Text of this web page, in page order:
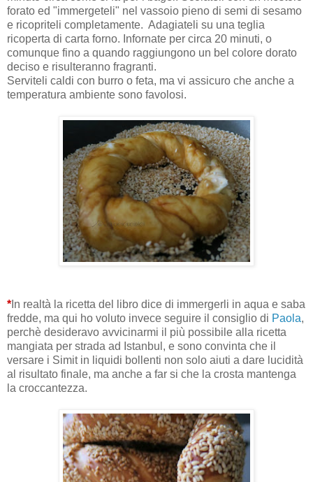
forato ed "immergeteli" nel vassoio pieno di semi di sesamo
e ricopriteli completamente. Adagiateli su una teglia
ricoperta di carta forno. Infornate per circa 20 minuti, o
comunque fino a quando raggiungono un bel colore dorato
deciso e risulteranno fragranti.
Serviteli caldi con burro o feta, ma vi assicuro che anche a
temperatura ambiente sono favolosi.
* In realtà la ricetta del libro dice di immergerli in aqua e saba
fredde, ma qui ho voluto invece seguire il consiglio di Paola,
perchè desideravo avvicinarmi il più possibile alla ricetta
mangiata per strada ad Istanbul, e sono convinta che il
versare i Simit in liquidi bollenti non solo aiuti a dare lucidità
al risultato finale, ma anche a far si che la crosta mantenga
la croccantezza.